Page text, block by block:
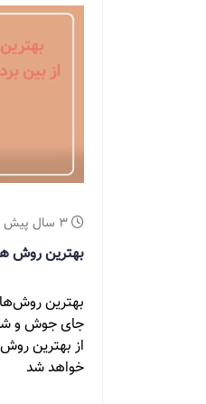
3 سال پیش
بهترین روش
بهترین
جای جوش و
از بهترین
خواهد شد